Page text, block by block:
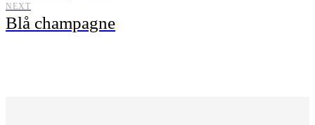
NEXT
Blå champagne